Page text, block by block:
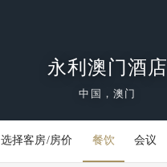
永利澳门酒店
中国，澳门
选择客房/房价 餐饮 会议